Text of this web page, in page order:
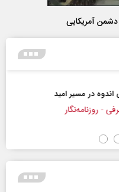
دشمن آمریکایی